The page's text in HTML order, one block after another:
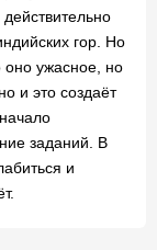
гор. Но
оно ужасное, но
и это создаёт
заданий. В
и